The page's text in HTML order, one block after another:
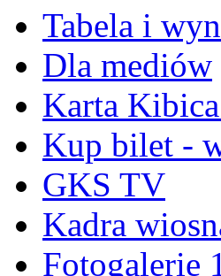
Tabela i
Dla mediów
Karta
Kup bilet -
GKS TV
Kadra
Fotogalerie